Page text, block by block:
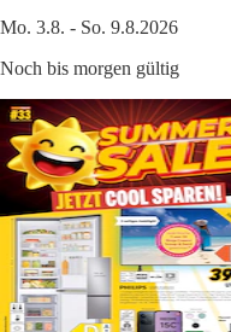
Mo. 3.8. - So. 9.8.2026
Noch bis morgen gültig